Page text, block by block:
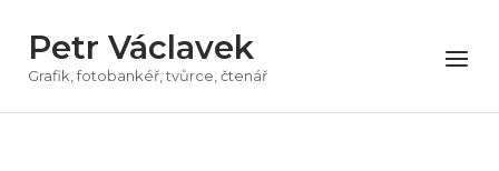
obsah
Petr Václavek
Grafik, fotobankéř, tvůrce, čtenář
Menu